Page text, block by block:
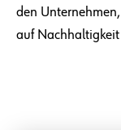
den
auf